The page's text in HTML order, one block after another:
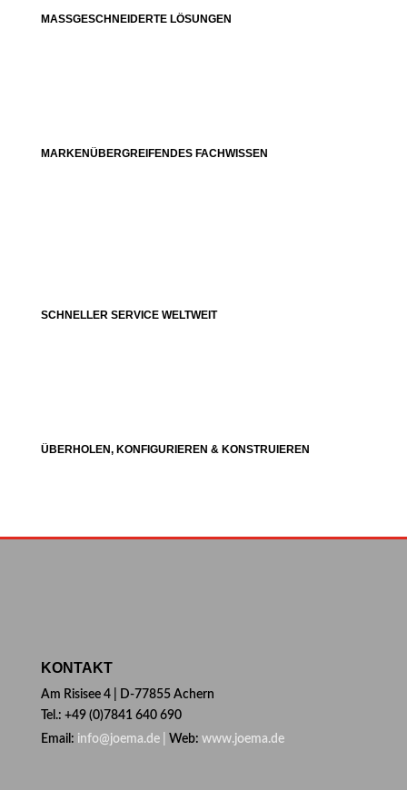
MASSGESCHNEIDERTE LÖSUNGEN
MARKENÜBERGREIFENDES FACHWISSEN
SCHNELLER SERVICE WELTWEIT
ÜBERHOLEN, KONFIGURIEREN & KONSTRUIEREN
KONTAKT
Am Risisee 4 | D-77855 Achern
Tel.: +49 (0)7841 640 690
Email: info@joema.de | Web: www.joema.de